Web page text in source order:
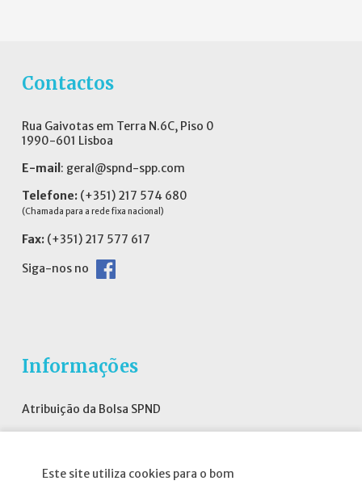
Este site utiliza cookies para o bom
Contactos
Rua Gaivotas em Terra N.6C, Piso 0
1990-601 Lisboa
E-mail : geral@spnd-spp.com
Telefone: (+351) 217 574 680
(Chamada para a rede fixa nacional)
Fax: (+351) 217 577 617
Siga-nos no
Informações
Atribuição da Bolsa SPND
Agenda